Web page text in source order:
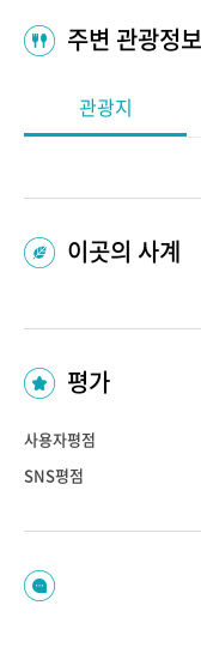
주변 관광정보
관광지
이곳의 사계
평가
사용자평점
SNS평점